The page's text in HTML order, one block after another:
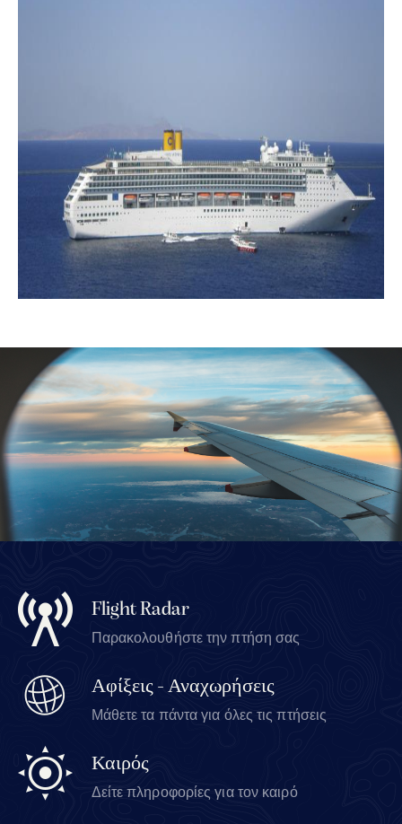
Flight Radar
Παρακολουθήστε την πτήση σας
Αφίξεις - Αναχωρήσεις
Μάθετε τα πάντα για όλες τις πτήσεις
Καιρός
Δείτε πληροφορίες για τον καιρό